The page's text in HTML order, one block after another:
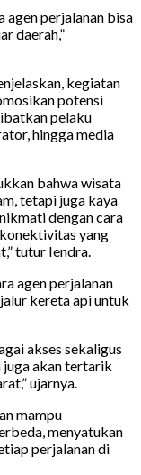
agen perjalanan bisa
daerah,”
kegiatan
potensi
pelaku
hingga media
bahwa wisata
tetapi juga kaya
dengan cara
yang
tutur Iendra.
agen perjalanan
kereta api untuk
akses sekaligus
akan tertarik
ujarnya.
mampu
menyatukan
perjalanan di